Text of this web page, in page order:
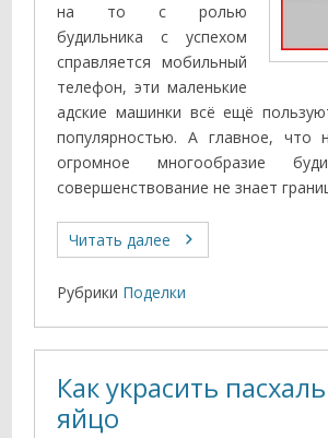
на то с ролью
будильника с успехом
справляется мобильный
телефон, эти маленькие
адские машинки всё ещё
популярностью. А главное, что
огромное многообразие
совершенствование не знает
Читать далее
Рубрики Поделки
Как украсить
яйцо